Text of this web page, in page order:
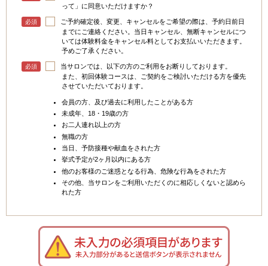
って」に同意いただけますか？
必須
ご予約確定後、変更、キャンセルをご希望の際は、予約日前日
までにご連絡ください。当日キャンセル、無断キャンセルにつ
いては体験料金をキャンセル料としてお支払いいただきます。
予めご了承ください。
必須
当サロンでは、以下の方のご利用をお断りしております。
また、初回体験コースは、ご契約をご検討いただける方を優先
させていただいております。
会員の方、及び過去に利用したことがある方
未成年、18・19歳の方
お二人連れ以上の方
無職の方
当日、予防接種や献血をされた方
挙式予定が2ヶ月以内にある方
他のお客様のご迷惑となる行為、危険な行為をされた方
その他、当サロンをご利用いただくのに相応しくないと認めら
れた方